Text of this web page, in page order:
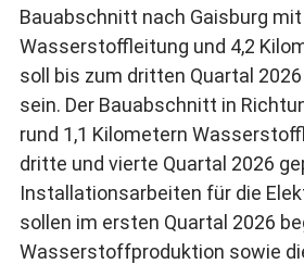
Bauabschnitt nach Gaisburg
Wasserstoffleitung und 4,2
soll bis zum dritten Quartal
sein. Der Bauabschnitt in
rund 1,1 Kilometern
dritte und vierte Quartal 2026
Installationsarbeiten für die
sollen im ersten Quartal 2026
Wasserstoffproduktion sowie